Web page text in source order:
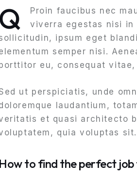
Q
Proin faucibus nec
viverra egestas nisi in
ipsum eget
semper nisi.
eu, consequat
ut perspiciatis, unde
laudantium,
et quasi architecto
quia voluptas sit.
How to find the perfect